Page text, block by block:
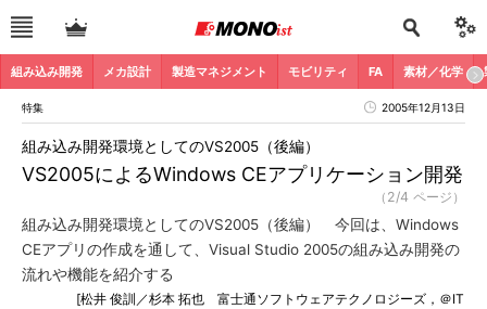
組み込み開発 メカ設計 製造マネジメント モビリティ FA 素材／化学
特集 2005年12月13日
VS2005によるWindows CEアプリケーション開発
組み込み開発環境としてのVS2005（後編）
（2/4 ページ）
組み込み開発環境としてのVS2005（後編） 今回は、Windows
CEアプリの作成を通して、Visual Studio 2005の組み込み開発の
流れや機能を紹介する
[松井 俊訓／杉本 拓也 富士通ソフトウェアテクノロジーズ，＠IT